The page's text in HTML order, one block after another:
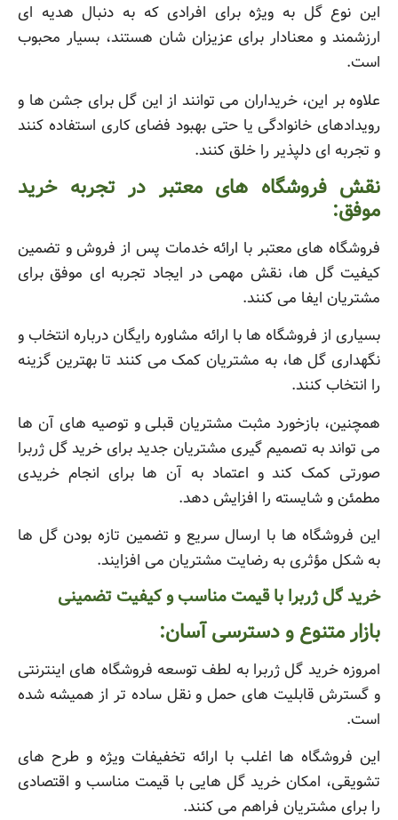
این نوع گل به ویژه برای افرادی که به دنبال هدیه ای
ارزشمند و معنادار برای عزیزان شان هستند، بسیار محبوب
است.
علاوه بر این، خریداران می توانند از این گل برای جشن ها و
رویدادهای خانوادگی یا حتی بهبود فضای کاری استفاده کنند
و تجربه ای دلپذیر را خلق کنند.
نقش فروشگاه های معتبر در تجربه خرید
موفق:
فروشگاه های معتبر با ارائه خدمات پس از فروش و تضمین
کیفیت گل ها، نقش مهمی در ایجاد تجربه ای موفق برای
مشتریان ایفا می کنند.
بسیاری از فروشگاه ها با ارائه مشاوره رایگان درباره انتخاب و
نگهداری گل ها، به مشتریان کمک می کنند تا بهترین گزینه
را انتخاب کنند.
همچنین، بازخورد مثبت مشتریان قبلی و توصیه های آن ها
می تواند به تصمیم گیری مشتریان جدید برای خرید گل ژربرا
صورتی کمک کند و اعتماد به آن ها برای انجام خریدی
مطمئن و شایسته را افزایش دهد.
این فروشگاه ها با ارسال سریع و تضمین تازه بودن گل ها
به شکل مؤثری به رضایت مشتریان می افزایند.
خرید گل ژربرا با قیمت مناسب و کیفیت تضمینی
بازار متنوع و دسترسی آسان:
امروزه خرید گل ژربرا به لطف توسعه فروشگاه های اینترنتی
و گسترش قابلیت های حمل و نقل ساده تر از همیشه شده
است.
این فروشگاه ها اغلب با ارائه تخفیفات ویژه و طرح های
تشویقی، امکان خرید گل هایی با قیمت مناسب و اقتصادی
را برای مشتریان فراهم می کنند.